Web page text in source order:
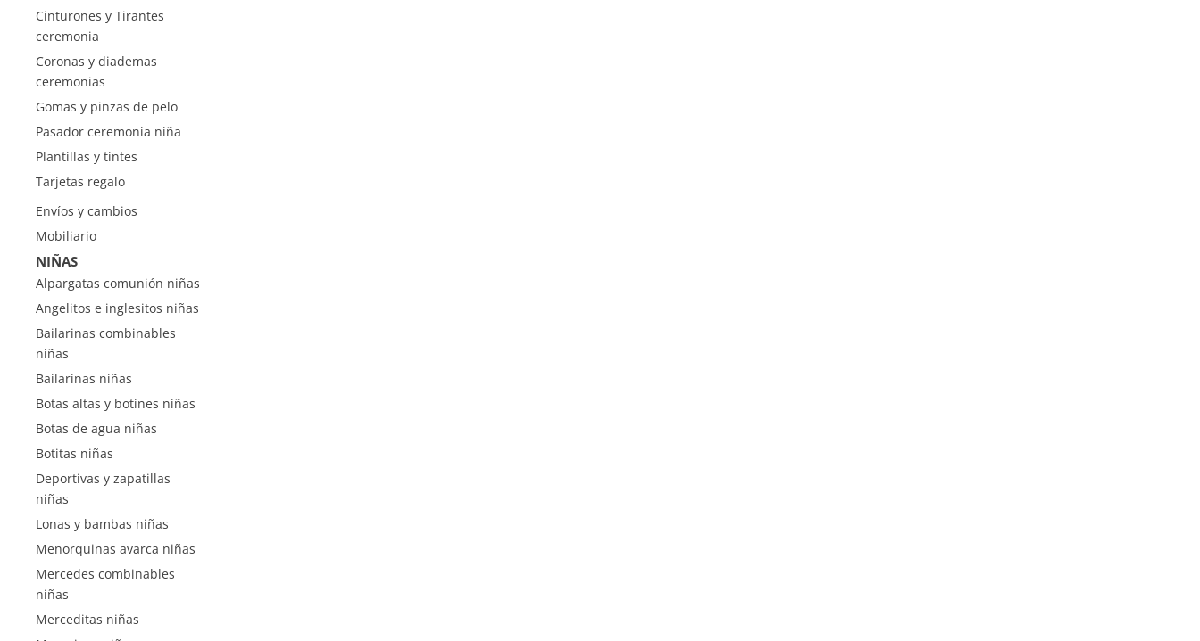
Cinturones y Tirantes
ceremonia
Coronas y diademas
ceremonias
Gomas y pinzas de pelo
Pasador ceremonia niña
Plantillas y tintes
Tarjetas regalo
Envíos y cambios
Mobiliario
NIÑAS
Alpargatas comunión niñas
Angelitos e inglesitos niñas
Bailarinas combinables
niñas
Bailarinas niñas
Botas altas y botines niñas
Botas de agua niñas
Botitas niñas
Deportivas y zapatillas
niñas
Lonas y bambas niñas
Menorquinas avarca niñas
Mercedes combinables
niñas
Merceditas niñas